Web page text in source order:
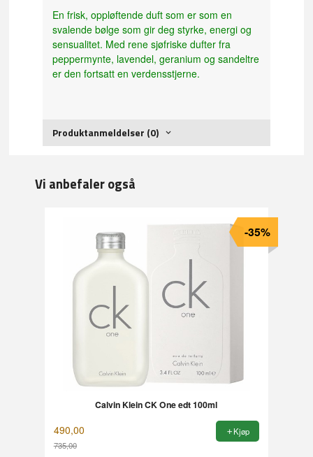
En frisk, oppløftende duft som er som en
svalende bølge som gir deg styrke, energi og
sensualitet. Med rene sjøfriske dufter fra
peppermynte, lavendel, geranium og sandeltre
er den fortsatt en verdensstjerne.
Produktanmeldelser (0)
Vi anbefaler også
Calvin Klein CK One edt 100ml
490,00
735,00
-35%
Kjøp